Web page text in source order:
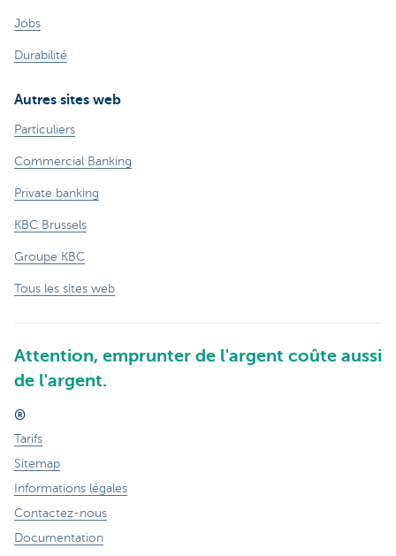
Jobs
Durabilité
Autres sites web
Particuliers
Commercial Banking
Private banking
KBC Brussels
Groupe KBC
Tous les sites web
Attention, emprunter de l'argent coûte aussi
de l'argent.
®
Tarifs
Sitemap
Informations légales
Contactez-nous
Documentation